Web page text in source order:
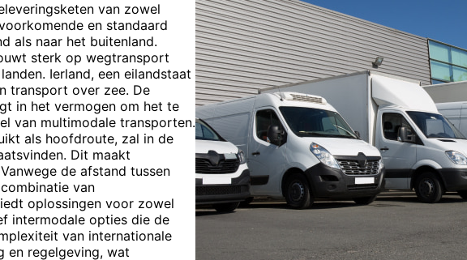
van zowel
en standaard
als naar het buitenland.
sterk op wegtransport
Ierland, een eilandstaat
transport over zee. De
in het vermogen om het te
van multimodale transporten.
als hoofdroute, zal in de
Dit maakt
de afstand tussen
van
oplossingen voor zowel
intermodale opties die de
van internationale
en regelgeving, wat